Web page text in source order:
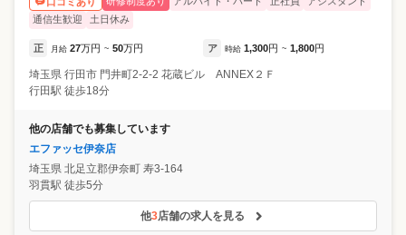
通信生歓迎
土日休み
正 月給 27万円 ~ 50万円 ア 時給 1,300円 ~ 1,800円
埼玉県 行田市 門井町2-2-2 花蔵ビル ANNEX２Ｆ
行田駅 徒歩18分
他の店舗でも募集しています
エファッセ伊奈店
埼玉県 北足立郡伊奈町 寿3-164
羽貫駅 徒歩5分
他3店舗の求人を見る